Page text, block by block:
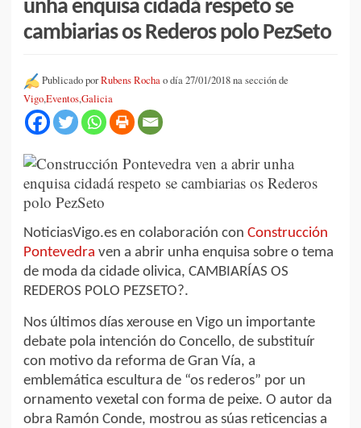
unha enquisa cidadá respeto se
cambiarias os Rederos polo PezSeto
Publicado porRubens Rochao día 27/01/2018 na sección de
Vigo,Eventos,Galicia
NoticiasVigo.es en colaboración con Construcción
Pontevedra ven a abrir unha enquisa sobre o tema
de moda da cidade olivica, CAMBIARÍAS OS
REDEROS POLO PEZSETO?.
Nos últimos días xerouse en Vigo un importante
debate pola intención do Concello, de substituír
con motivo da reforma de Gran Vía, a
emblemática escultura de “os rederos” por un
ornamento vexetal con forma de peixe. O autor da
obra Ramón Conde, mostrou as súas reticencias a